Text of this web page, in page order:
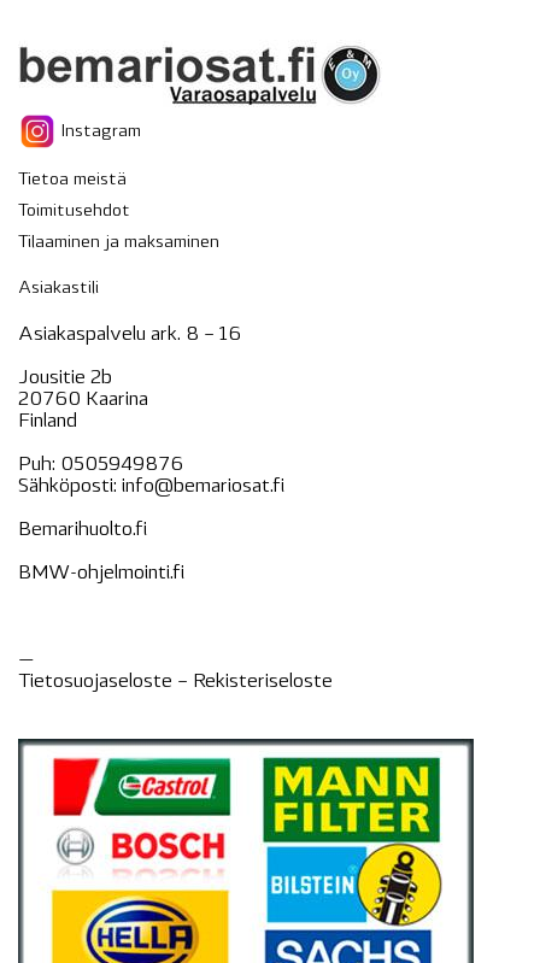
Instagram
Tietoa meistä
Toimitusehdot
Tilaaminen ja maksaminen
Asiakastili
Asiakaspalvelu ark. 8 – 16
Jousitie 2b
20760 Kaarina
Finland
Puh: 0505949876
Sähköposti: info@bemariosat.fi
Bemarihuolto.fi
BMW-ohjelmointi.fi
—
Tietosuojaseloste – Rekisteriseloste